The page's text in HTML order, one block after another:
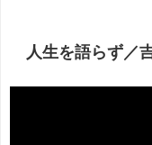
人生を語らず／